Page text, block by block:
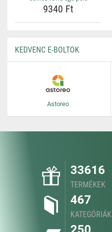
9340 Ft
KEDVENC E-BOLTOK
Astoreo
33616
TERMÉKEK
467
KATEGÓRIÁK